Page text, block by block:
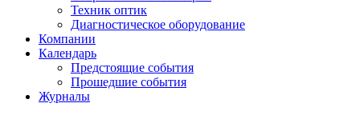
Техник оптик
Диагностическое оборудование
Компании
Календарь
Предстоящие события
Прошедшие события
Журналы